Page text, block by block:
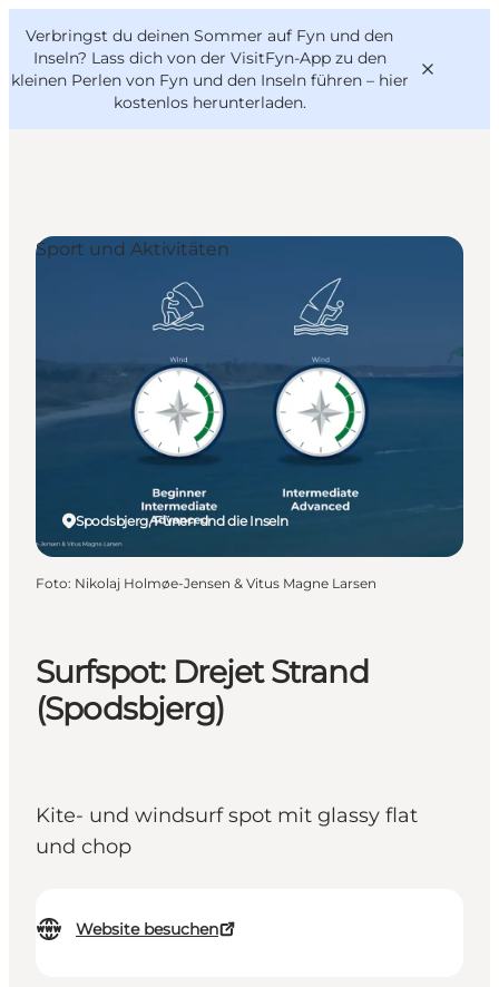
Verbringst du deinen Sommer auf Fyn und den
Inseln? Lass dich von der VisitFyn-App zu den
kleinen Perlen von Fyn und den Inseln führen – hier
kostenlos herunterladen.
Reise Ideen
Essen & trinken
Übernachtung
VisitFyn
Deutsch
Surfspot: Drejet Strand
(Spodsbjerg)
Kite- und windsurf spot mit glassy flat
und chop
Website besuchen
Spodsbjerg, Fünen und die Inseln
Sport und Aktivitäten
Foto: Nikolaj Holmøe-Jensen & Vitus Magne Larsen